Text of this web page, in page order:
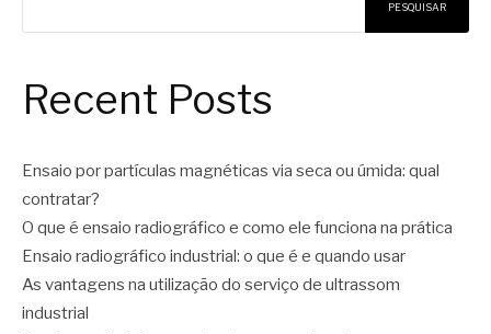
PESQUISAR
Recent Posts
Ensaio por partículas magnéticas via seca ou úmida: qual
contratar?
O que é ensaio radiográfico e como ele funciona na prática
Ensaio radiográfico industrial: o que é e quando usar
As vantagens na utilização do serviço de ultrassom
industrial